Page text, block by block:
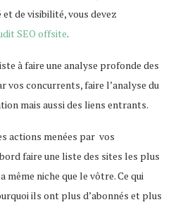
de visibilité, vous devez
SEO offsite.
à faire une analyse profonde des
vos concurrents, faire l’analyse du
mais aussi des liens entrants.
actions menées par vos
faire une liste des sites les plus
niche que le vôtre. Ce qui
ils ont plus d’abonnés et plus